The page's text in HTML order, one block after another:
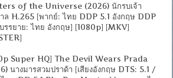
of the Universe (2026) นักรบเจ้า
ล H.265 [พากย์: ไทย DDP 5.1 อังกฤษ DDP
รรยาย: ไทย อังกฤษ] [1080p] [MKV]
Super HQ] The Devil Wears Prada
นางมารสวมปราด้า [เสียงอังกฤษ DTS: 5.1 /